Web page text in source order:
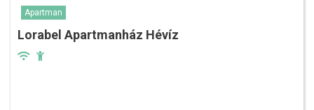
Apartman
Lorabel Apartmanház Hévíz